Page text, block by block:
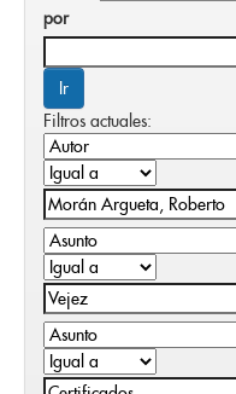
por
Filtros actuales: